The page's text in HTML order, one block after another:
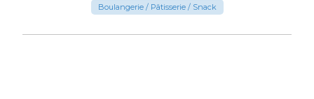
Boulangerie / Pâtisserie / Snack